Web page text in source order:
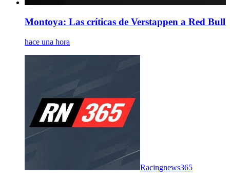
Montoya: Las críticas de Verstappen a Red Bull
hace una hora
Racingnews365